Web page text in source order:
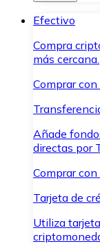
Efectivo
Compra
más cercana.
Comprar
Añade
directas por
Comprar
Tarjeta de
Utiliza